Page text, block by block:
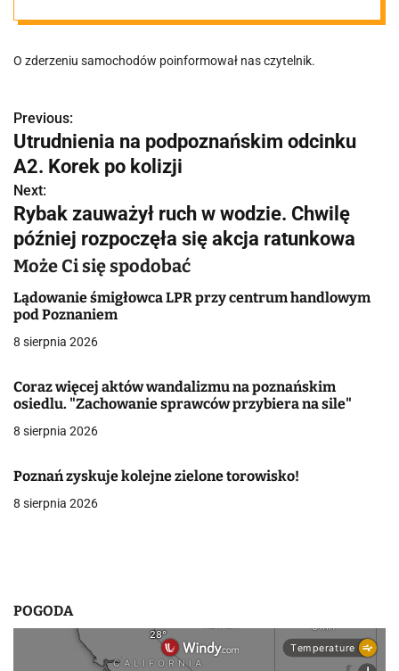
O zderzeniu samochodów poinformował nas czytelnik.
N
a
w
i
g
a
c
a
w
i
Previous:
Utrudnienia na podpoznańskim odcinku
A2. Korek po kolizji
Next:
Rybak zauważył ruch w wodzie. Chwilę
później rozpoczęła się akcja ratunkowa
Może Ci się spodobać
Lądowanie śmigłowca LPR przy centrum handlowym
pod Poznaniem
8 sierpnia 2026
Coraz więcej aktów wandalizmu na poznańskim
osiedlu. "Zachowanie sprawców przybiera na sile"
8 sierpnia 2026
Poznań zyskuje kolejne zielone torowisko!
8 sierpnia 2026
POGODA